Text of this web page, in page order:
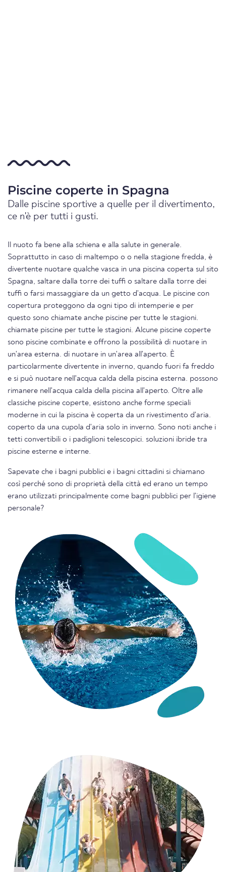
Piscine coperte in Spagna
Dalle piscine sportive a quelle per il divertimento,
ce n'è per tutti i gusti.
Il nuoto fa bene alla schiena e alla salute in generale.
Soprattutto in caso di maltempo o o nella stagione fredda, è
divertente nuotare qualche vasca in una piscina coperta sul sito
Spagna, saltare dalla torre dei tuffi o saltare dalla torre dei
tuffi o farsi massaggiare da un getto d'acqua. Le piscine con
copertura proteggono da ogni tipo di intemperie e per
questo sono chiamate anche piscine per tutte le stagioni.
chiamate piscine per tutte le stagioni. Alcune piscine coperte
sono piscine combinate e offrono la possibilità di nuotare in
un'area esterna. di nuotare in un'area all'aperto. È
particolarmente divertente in inverno, quando fuori fa freddo
e si può nuotare nell'acqua calda della piscina esterna. possono
rimanere nell'acqua calda della piscina all'aperto. Oltre alle
classiche piscine coperte, esistono anche forme speciali
moderne in cui la piscina è coperta da un rivestimento d'aria.
coperto da una cupola d'aria solo in inverno. Sono noti anche i
tetti convertibili o i padiglioni telescopici. soluzioni ibride tra
piscine esterne e interne.
Sapevate che i bagni pubblici e i bagni cittadini si chiamano
così perché sono di proprietà della città ed erano un tempo
erano utilizzati principalmente come bagni pubblici per l'igiene
personale?